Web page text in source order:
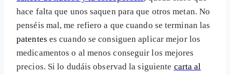
hace falta que unos saquen para que otros metan. No
penséis mal, me refiero a que cuando se terminan las
patentes es cuando se consiguen aplicar mejor los
medicamentos o al menos conseguir los mejores
precios. Si lo dudáis observad la siguiente carta al